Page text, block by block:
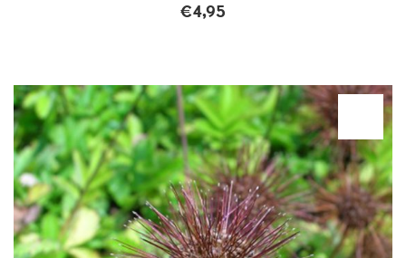
€4,95